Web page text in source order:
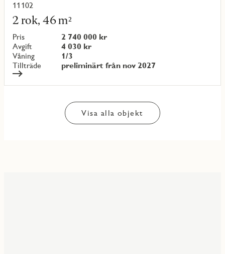
11102
2 rok, 46 m²
Pris
2 740 000 kr
Avgift
4 030 kr
Våning
1/3
Tillträde
preliminärt från nov 2027
Läs
mer
om
objekt
{objectNumber}
Visa alla objekt